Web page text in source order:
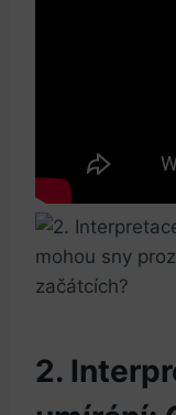
2.